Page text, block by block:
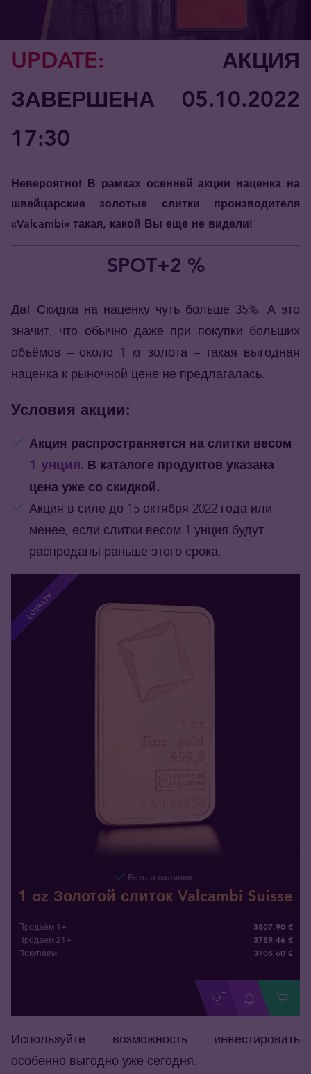
UPDATE: АКЦИЯ
ЗАВЕРШЕНА 05.10.2022
17:30
Невероятно! В рамках осенней акции наценка на
швейцарские золотые слитки производителя
«Valcambi» такая, какой Вы еще не видели!
SPOT+2 %
Да! Скидка на наценку чуть больше 35%. А это
значит, что обычно даже при покупки больших
объёмов – около 1 кг золота – такая выгодная
наценка к рыночной цене не предлагалась.
Условия акции:
Акция распространяется на слитки весом
1 унция. В каталоге продуктов указана
цена уже со скидкой.
Акция в силе до 15 октября 2022 года или
менее, если слитки весом 1 унция будут
распроданы раньше этого срока.
LOYALTY
Есть в наличии
1 oz Золотой слиток Valcambi Suisse
Продаём 1+ 3807,90 €
Продаём 21+ 3789,46 €
Покупаем 3706,60 €
Используйте возможность инвестировать
особенно выгодно уже сегодня.